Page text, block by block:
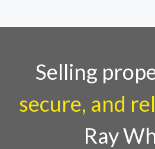
Selling
secure, and
Ray